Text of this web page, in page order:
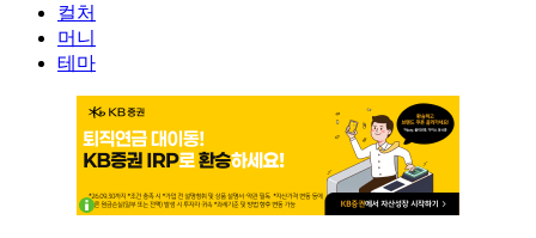
컬처
머니
테마